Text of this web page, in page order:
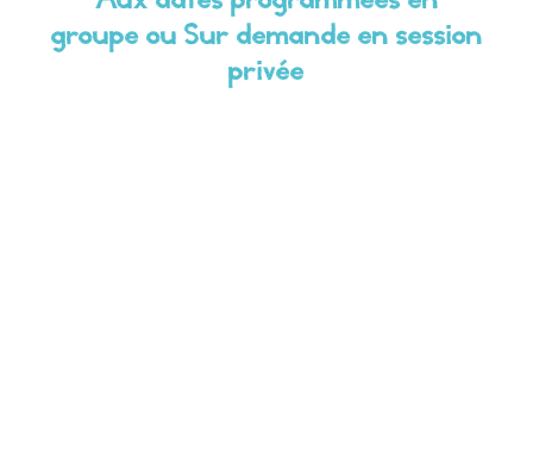
groupe ou Sur demande en session
privée